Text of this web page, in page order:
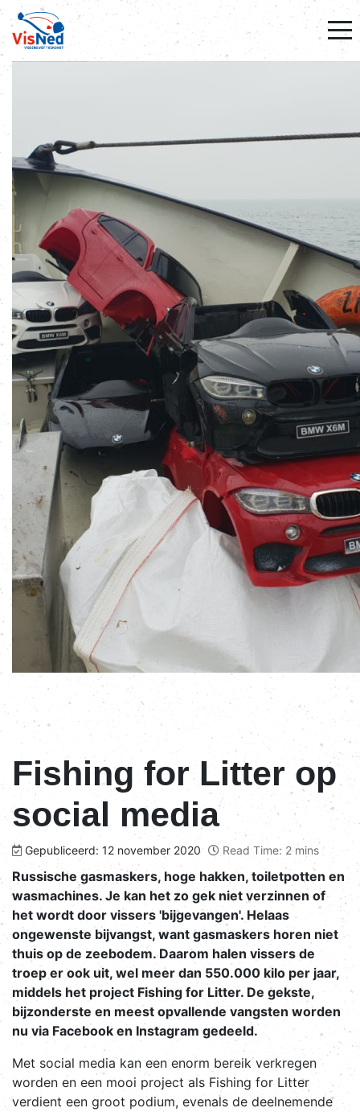
Fishing for Litter op
social media
Gepubliceerd: 12 november 2020 Read Time: 2 mins
Russische gasmaskers, hoge hakken, toiletpotten en
wasmachines. Je kan het zo gek niet verzinnen of
het wordt door vissers 'bijgevangen'. Helaas
ongewenste bijvangst, want gasmaskers horen niet
thuis op de zeebodem. Daarom halen vissers de
troep er ook uit, wel meer dan 550.000 kilo per jaar,
middels het project Fishing for Litter. De gekste,
bijzonderste en meest opvallende vangsten worden
nu via Facebook en Instagram gedeeld.
Met social media kan een enorm bereik verkregen
worden en een mooi project als Fishing for Litter
verdient een groot podium, evenals de deelnemende